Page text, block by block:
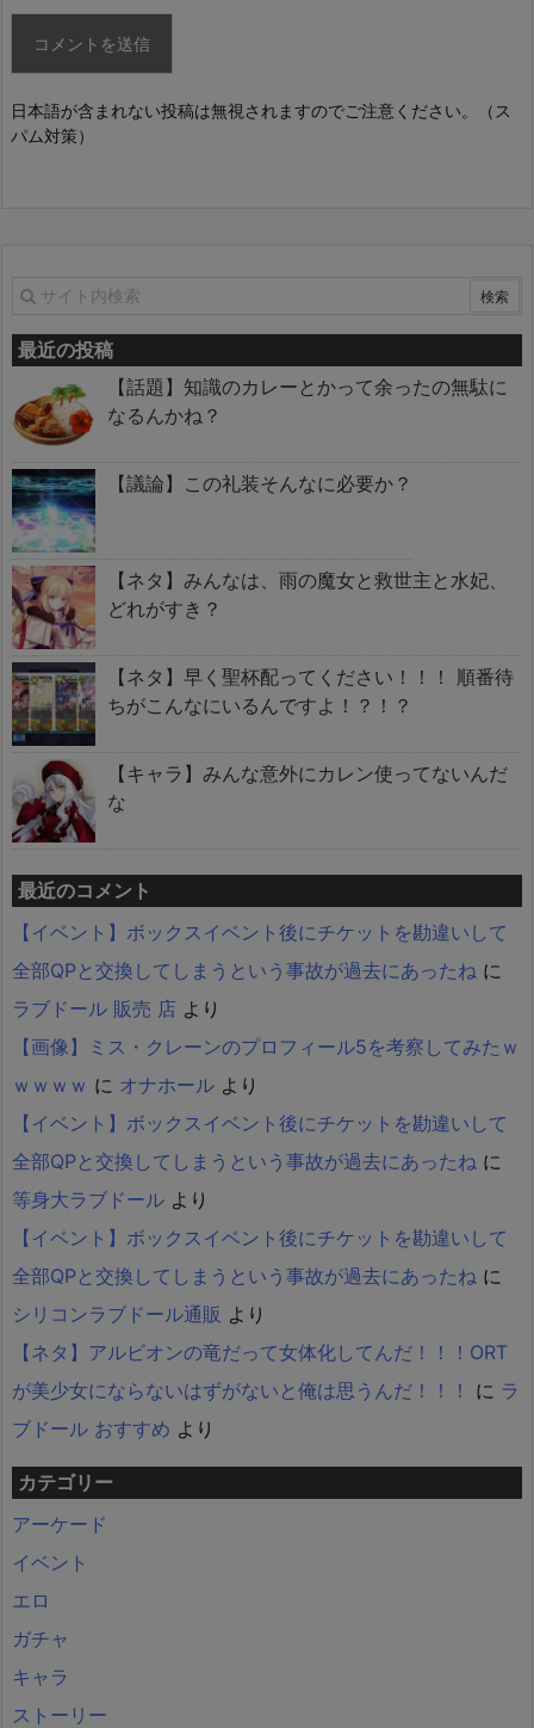
日本語が含まれない投稿は無視されますのでご注意ください。（ス
パム対策）
最近の投稿
【話題】知識のカレーとかって余ったの無駄に
なるんかね？
【議論】この礼装そんなに必要か？
【ネタ】みんなは、雨の魔女と救世主と水妃、
どれがすき？
【ネタ】早く聖杯配ってください！！！ 順番待
ちがこんなにいるんですよ！？！？
【キャラ】みんな意外にカレン使ってないんだ
な
最近のコメント
【イベント】ボックスイベント後にチケットを勘違いして
全部QPと交換してしまうという事故が過去にあったね に
ラブドール 販売 店 より
【画像】ミス・クレーンのプロフィール5を考察してみたｗ
ｗｗｗｗ に オナホール より
【イベント】ボックスイベント後にチケットを勘違いして
全部QPと交換してしまうという事故が過去にあったね に
等身大ラブドール より
【イベント】ボックスイベント後にチケットを勘違いして
全部QPと交換してしまうという事故が過去にあったね に
シリコンラブドール通販 より
【ネタ】アルビオンの竜だって女体化してんだ！！！ORT
が美少女にならないはずがないと俺は思うんだ！！！
に ラ
ブドール おすすめ より
カテゴリー
アーケード
イベント
エロ
ガチャ
キャラ
ストーリー